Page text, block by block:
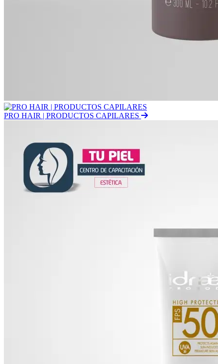
PRO HAIR | PRODUCTOS CAPILARES